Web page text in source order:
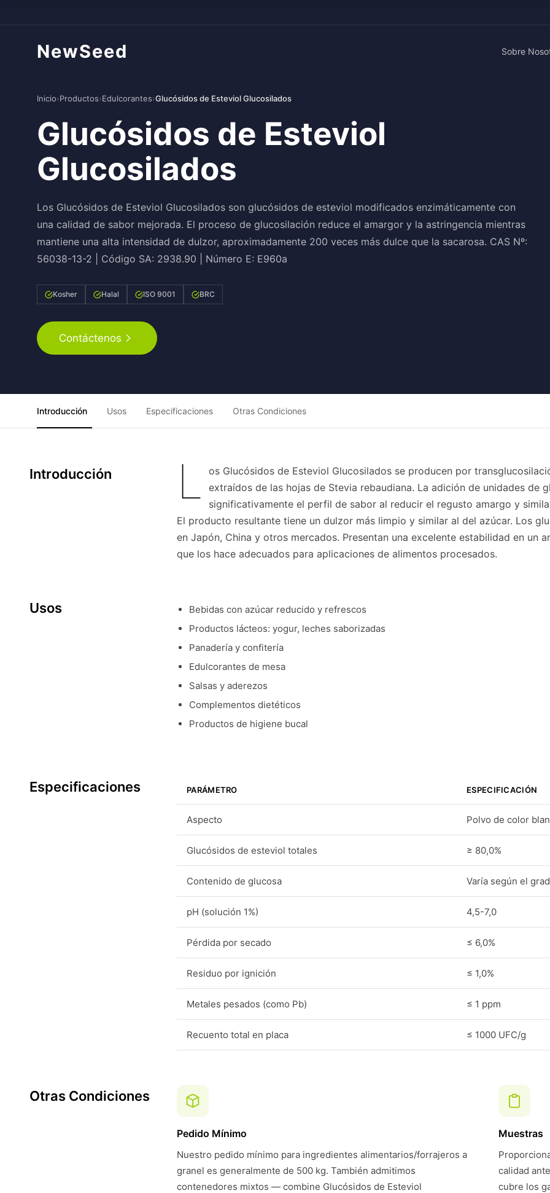
NewSeed Sobre
Inicio›Productos›Edulcorantes›Glucósidos de Esteviol Glucosilados
Glucósidos de Esteviol
Glucosilados
Los Glucósidos de Esteviol Glucosilados son glucósidos de esteviol modificados enzimáticamente con
una calidad de sabor mejorada. El proceso de glucosilación reduce el amargor y la astringencia mientras
mantiene una alta intensidad de dulzor, aproximadamente 200 veces más dulce que la sacarosa. CAS Nº:
56038-13-2 | Código SA: 2938.90 | Número E: E960a
Kosher Halal ISO 9001 BRC
Contáctenos
Introducción Usos Especificaciones Otras Condiciones
Introducción L
os Glucósidos de Esteviol Glucosilados se producen por
extraídos de las hojas de Stevia rebaudiana. La adición de unidades de
significativamente el perfil de sabor al reducir el regusto amargo y
El producto resultante tiene un dulzor más limpio y similar al del azúcar. Los
en Japón, China y otros mercados. Presentan una excelente estabilidad en un
que los hace adecuados para aplicaciones de alimentos procesados.
Usos
Bebidas con azúcar reducido y refrescos
Productos lácteos: yogur, leches saborizadas
Panadería y confitería
Edulcorantes de mesa
Salsas y aderezos
Complementos dietéticos
Productos de higiene bucal
Especificaciones PARÁMETRO ESPECIFICACIÓN
Aspecto Polvo de color
Glucósidos de esteviol totales ≥ 80,0%
Contenido de glucosa Varía según el
pH (solución 1%) 4,5-7,0
Pérdida por secado ≤ 6,0%
Residuo por ignición ≤ 1,0%
Metales pesados (como Pb) ≤ 1 ppm
Recuento total en placa ≤ 1000 UFC/g
Otras Condiciones
Pedido Mínimo
Nuestro pedido mínimo para ingredientes alimentarios/forrajeros a
granel es generalmente de 500 kg. También admitimos
contenedores mixtos — combine Glucósidos de Esteviol
Muestras
calidad
cubre los